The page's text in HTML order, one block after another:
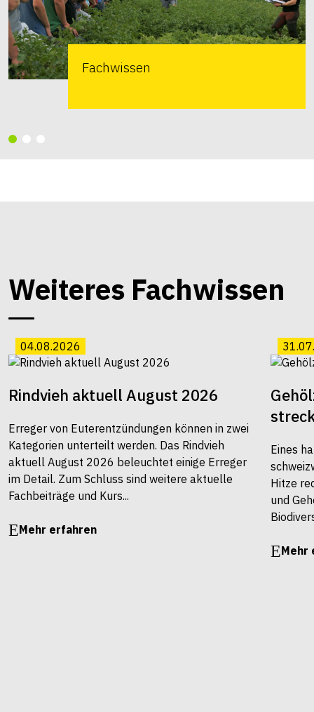
Fachwissen
Weiteres Fachwissen
04.08.2026
Rindvieh aktuell August 2026
Erreger von Euterentzündungen können in zwei
Kategorien unterteilt werden. Das Rindvieh
aktuell August 2026 beleuchtet einige Erreger
im Detail. Zum Schluss sind weitere aktuelle
Fachbeiträge und Kurs...
Mehr erfahren
Eines
Hitze
und
Mehr